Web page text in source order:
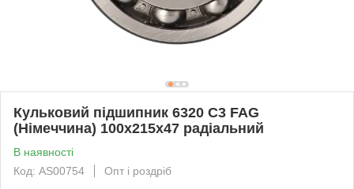
Кульковий підшипник 6320 C3 FAG
(Німеччина) 100x215x47 радіальний
В наявності
Код: AS00754
Опт і роздріб